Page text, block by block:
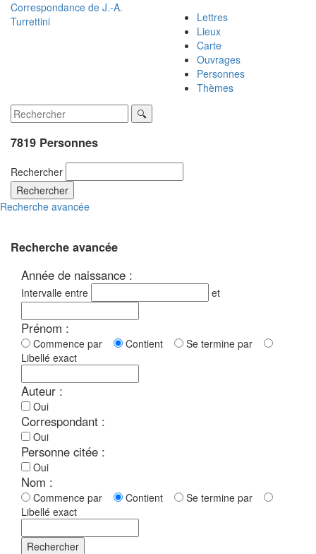
Correspondance de J.-A.
Turrettini
Lettres
Lieux
Carte
Ouvrages
Personnes
Thèmes
7819 Personnes
Rechercher
Rechercher
Recherche avancée
Recherche avancée
Année de naissance :
Intervalle entre et
Prénom :
Commence par Contient
Se termine par
Libellé exact
Auteur :
Oui
Correspondant :
Oui
Personne citée :
Oui
Nom :
Commence par Contient
Se termine par
Libellé exact
Rechercher